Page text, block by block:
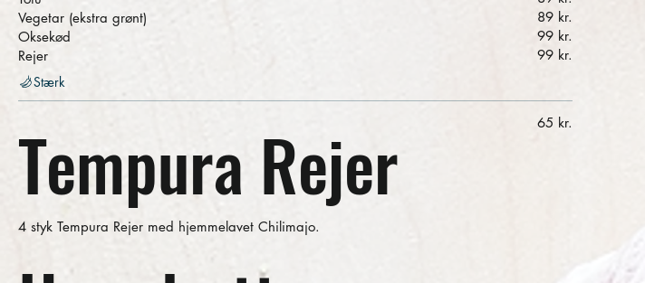
Vegetar (ekstra grønt)
89 kr.
Oksekød
99 kr.
Rejer
99 kr.
Stærk
Tempura Rejer
4 styk Tempura Rejer med hjemmelavet Chilimajo.
65 kr.